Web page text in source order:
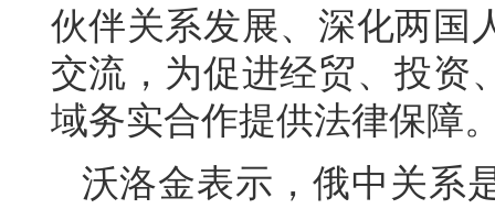
伙伴关系发展、深化两国
交流，为促进经贸、投资
域务实合作提供法律保障
沃洛金表示，俄中关系